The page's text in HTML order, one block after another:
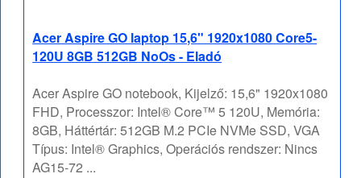
Acer Aspire GO laptop 15,6" 1920x1080 Core5-
120U 8GB 512GB NoOs - Eladó
Acer Aspire GO notebook, Kijelző: 15,6" 1920x1080
FHD, Processzor: Intel® Core™ 5 120U, Memória:
8GB, Háttértár: 512GB M.2 PCIe NVMe SSD, VGA
Típus: Intel® Graphics, Operációs rendszer: Nincs
AG15-72 ...